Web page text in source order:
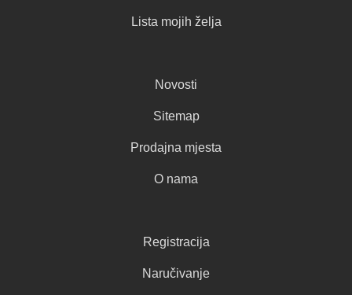
Lista mojih želja
Novosti
Sitemap
Prodajna mjesta
O nama
Registracija
Naručivanje